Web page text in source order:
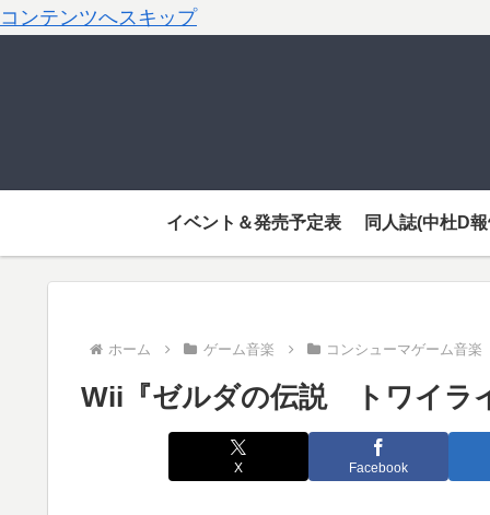
コンテンツへスキップ
イベント＆発売予定表 同人誌(中杜D
ホーム ゲーム音楽 コンシューマゲーム音楽
Wii『ゼルダの伝説 トワイラ
X Facebook